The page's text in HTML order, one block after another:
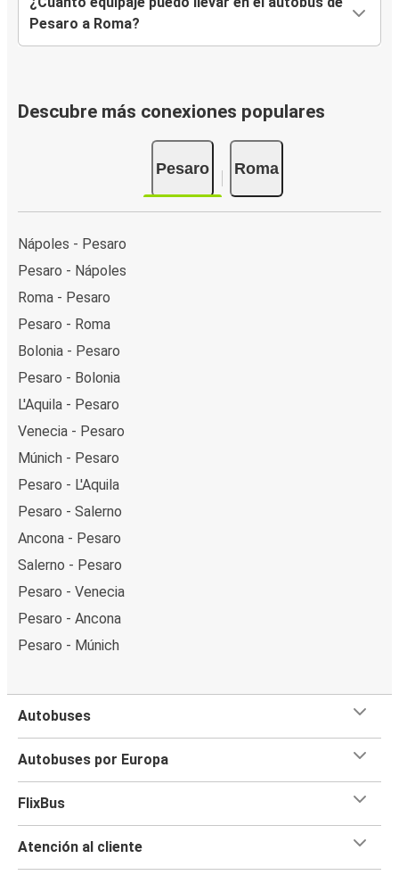
Pesaro a Roma?
Descubre más conexiones populares
Pesaro Roma
Nápoles - Pesaro
Pesaro - Nápoles
Roma - Pesaro
Pesaro - Roma
Bolonia - Pesaro
Pesaro - Bolonia
L'Aquila - Pesaro
Venecia - Pesaro
Múnich - Pesaro
Pesaro - L'Aquila
Pesaro - Salerno
Ancona - Pesaro
Salerno - Pesaro
Pesaro - Venecia
Pesaro - Ancona
Pesaro - Múnich
Autobuses
Autobuses por Europa
FlixBus
Atención al cliente